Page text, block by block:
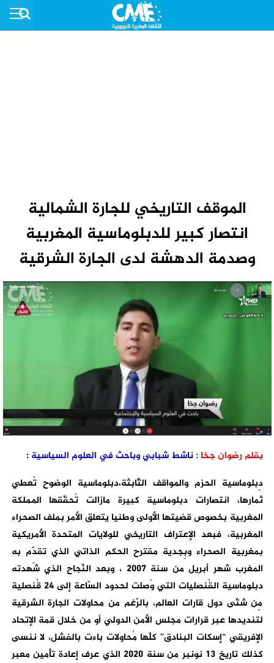
الموقف التاريخي للجارة الشمالية
انتصار كبير للدبلوماسية المغربية
وصدمة الدهشة لدى الجارة الشرقية
بقلم رضوان جخا : ناشط شبابي وباحث في العلوم السياسية :
دِبلوماسية الحزم والمواقف الثّابثة،دبلوماسية الوضوح تُعطي
ثمارها، انتصارات دبلوماسية كبيرة مازالت تُحقّقها المملكة
المغربية بخصوص قضيتها الأولى وطنيا يتعلق الأمر بملف الصحراء
المغربية، فبعد الإعتراف التاريخي للولايات المتحدة الأمريكية
بمغربية الصحراء وبِجدية مقترح الحكم الذاتي الذي تقدّم به
المغرب شهر أبريل من سنة 2007 ، وبعد النّجاح الذي شَهدته
دبلوماسية القُنصليات التي وَصلت لحدود السّاعة إلى 24 قُنصلية
مِن شتّى دول قارات العالم، بالرّغم من محاولات الجارة الشرقية
لتنديدها عبر قرارات مجلس الأمن الدولي أو من خلال قمة الإتحاد
الإفريقي “إسكات البنادق” كلّها مُحاولات باءت بالفشل، لا ننسى
كذلك تاريخ 13 نونبر من سنة 2020 الذي عرف إعادة تأمين معبر